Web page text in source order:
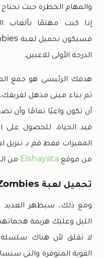
والمهام الخطرة حيث تحتاج
إذا كنت مهتمًا بألعاب
الدرجة الأولى للاعبين.
هدفك الرئيسي هو جمع
ثم بناء مبنى مذهل
أن تكون واعيًا تمامًا وأن
قيد الحياة. للحصول على
من موقع Elshayata من
تحميل لعبة Dawn of Zombies مهكرة 2024
ومع ذلك، سيظهر العديد
الليل وعليك هزيمة
لا تقلق لأن هناك
القوية المتوفرة والتي